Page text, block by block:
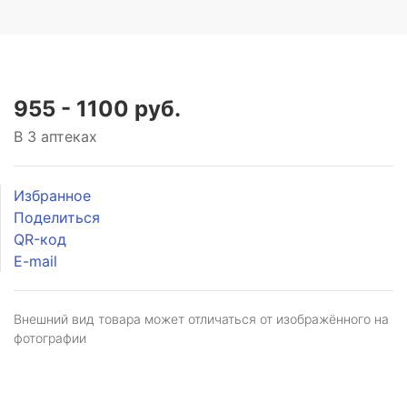
955 - 1100 руб.
В 3 аптеках
Избранное
Поделиться
QR-код
E-mail
Внешний вид товара может отличаться от изображённого на
фотографии